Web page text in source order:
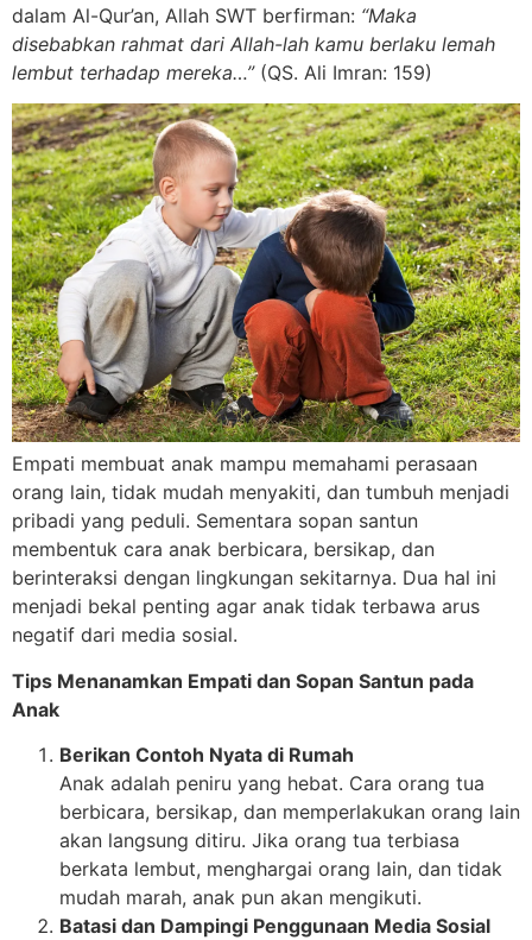
dalam Al-Qur’an, Allah SWT berfirman: “Maka
disebabkan rahmat dari Allah-lah kamu berlaku lemah
lembut terhadap mereka…”(QS. Ali Imran: 159)
Empati membuat anak mampu memahami perasaan
orang lain, tidak mudah menyakiti, dan tumbuh menjadi
pribadi yang peduli. Sementara sopan santun
membentuk cara anak berbicara, bersikap, dan
berinteraksi dengan lingkungan sekitarnya. Dua hal ini
menjadi bekal penting agar anak tidak terbawa arus
negatif dari media sosial.
Tips Menanamkan Empati dan Sopan Santun pada
Anak
Berikan Contoh Nyata di Rumah
Anak adalah peniru yang hebat. Cara orang tua
berbicara, bersikap, dan memperlakukan orang lain
akan langsung ditiru. Jika orang tua terbiasa
berkata lembut, menghargai orang lain, dan tidak
mudah marah, anak pun akan mengikuti.
Batasi dan Dampingi Penggunaan Media Sosial